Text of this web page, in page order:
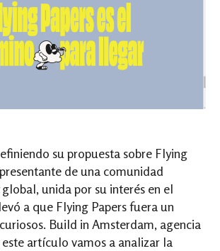
su propuesta sobre Flying
de una comunidad
unida por su interés en el
a que Flying Papers fuera un
Build in Amsterdam, agencia
artículo vamos a analizar la